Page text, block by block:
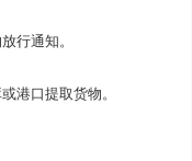
行通知。
港口提取货物。